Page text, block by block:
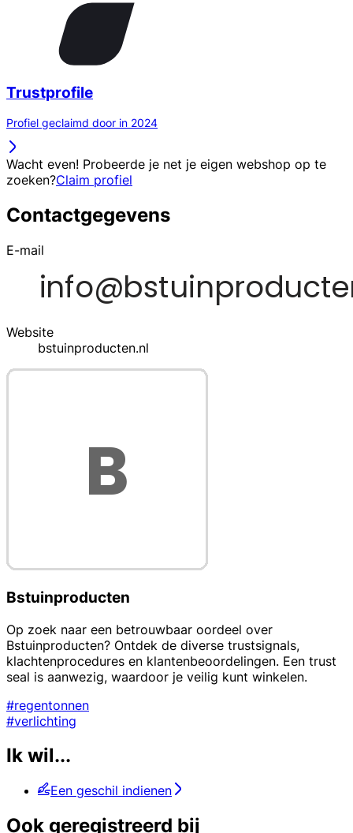
Trustprofile
Profiel geclaimd door in 2024
Wacht even! Probeerde je net je eigen webshop op te
zoeken?Claim profiel
Contactgegevens
E-mail
Website
bstuinproducten.nl
Bstuinproducten
Op zoek naar een betrouwbaar oordeel over
Bstuinproducten? Ontdek de diverse trustsignals,
klachtenprocedures en klantenbeoordelingen. Een trust
seal is aanwezig, waardoor je veilig kunt winkelen.
#regentonnen
#verlichting
Ik wil...
Een geschil indienen
Ook geregistreerd bij